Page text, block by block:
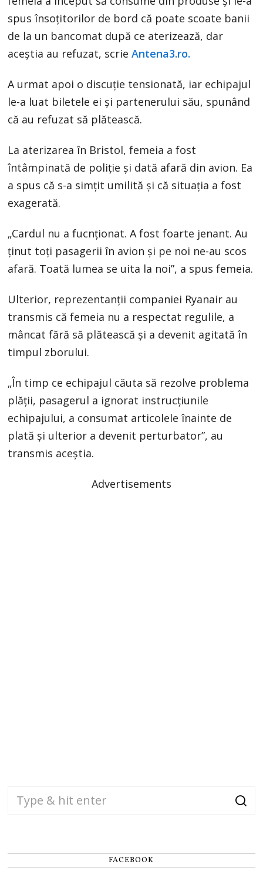
spus însoțitorilor de bord că poate scoate banii
de la un bancomat după ce aterizează, dar
aceștia au refuzat, scrieAntena3.ro.
A urmat apoi o discuție tensionată, iar echipajul
le-a luat biletele ei și partenerului său, spunând
că au refuzat să plătească.
La aterizarea în Bristol, femeia a fost
întâmpinată de poliție și dată afară din avion. Ea
a spus că s-a simțit umilită și că situația a fost
exagerată.
„Cardul nu a fucnționat. A fost foarte jenant. Au
ținut toți pasagerii în avion și pe noi ne-au scos
afară. Toată lumea se uita la noi”, a spus femeia.
Ulterior, reprezentanții companiei Ryanair au
transmis că femeia nu a respectat regulile, a
mâncat fără să plătească și a devenit agitată în
timpul zborului.
„În timp ce echipajul căuta să rezolve problema
plății, pasagerul a ignorat instrucțiunile
echipajului, a consumat articolele înainte de
plată și ulterior a devenit perturbator”, au
transmis aceștia.
Advertisements
FACEBOOK